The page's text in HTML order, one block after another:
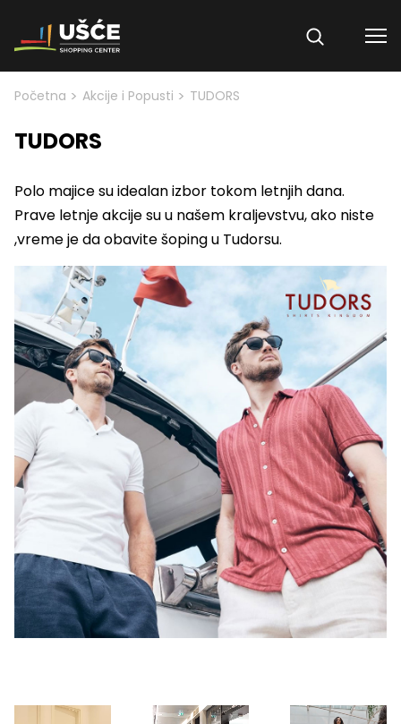
Skip to content
Početna > Akcije i Popusti > TUDORS
TUDORS
Polo majice su idealan izbor tokom letnjih dana.
Prave letnje akcije su u našem kraljevstvu, ako niste
,vreme je da obavite šoping u Tudorsu.